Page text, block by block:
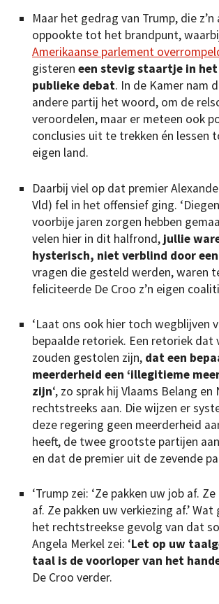
Maar het gedrag van Trump, die
oppookte tot het brandpunt,
Amerikaanse parlement
gisteren een stevig staartje in het
publieke debat. In de Kamer nam
andere partij het woord, om de
veroordelen, maar er meteen ook
conclusies uit te trekken én lessen
eigen land.
Daarbij viel op dat premier
Vld) fel in het offensief ging.
voorbije jaren zorgen hebben
velen hier in dit halfrond, jullie
hysterisch, niet verblind door
vragen die gesteld werden, waren
feliciteerde De Croo z’n eigen
‘Laat ons ook hier toch wegblijven
bepaalde retoriek. Een retoriek dat
zouden gestolen zijn, dat een
meerderheid een ‘illegitieme
zijn‘, zo sprak hij Vlaams Belang en
rechtstreeks aan. Die wijzen er
deze regering geen meerderheid
heeft, de twee grootste partijen
en dat de premier uit de zevende
‘Trump zei: ‘Ze pakken uw job af.
af. Ze pakken uw verkiezing af.’ Wat
het rechtstreekse gevolg van dat
Angela Merkel zei: ‘Let op uw
taal is de voorloper van het
De Croo verder.